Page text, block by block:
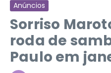
Anúncios
Sorriso
roda de
Paulo em